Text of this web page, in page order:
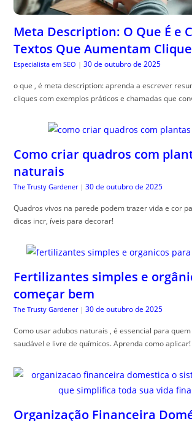
Meta Description: O Que É e
Textos Que Aumentam
Especialista em SEO | 30 de outubro de 2025
o que , é meta description: aprenda a escrever
cliques com exemplos práticos e chamadas que
Como criar quadros com
naturais
The Trusty Gardener | 30 de outubro de 2025
Quadros vivos na parede podem trazer vida e cor
dicas incr, íveis para decorar!
Fertilizantes simples e
começar bem
The Trusty Gardener | 30 de outubro de 2025
Como usar adubos naturais , é essencial para
saudável e livre de químicos. Aprenda como aplicar!
Organização Financeira